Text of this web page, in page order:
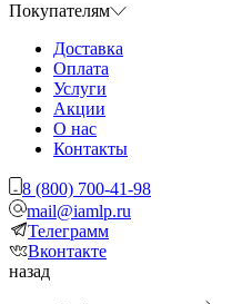
Покупателям
Доставка
Оплата
Услуги
Акции
О нас
Контакты
8 (800) 700-41-98
mail@iamlp.ru
Телеграмм
Вконтакте
назад